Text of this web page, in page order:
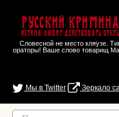
Русский
Истина любит действовать
Словесной не место кляузе.
ораторы! Ваше слово товарищ
Мы в Twitter Зеркало